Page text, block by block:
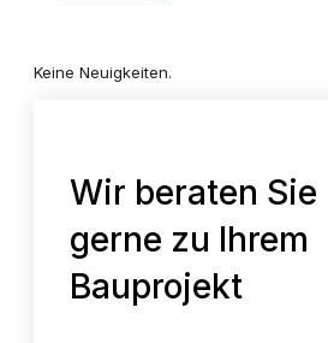
Keine Neuigkeiten.
Wir beraten Sie
gerne zu Ihrem
Bauprojekt